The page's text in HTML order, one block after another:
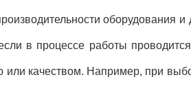
оборудования
в процессе работы
или качеством. Например, при